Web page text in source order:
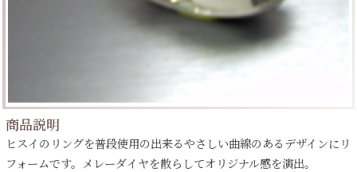
商品説明
ヒスイのリングを普段使用の出来るやさしい曲線のあるデザインにリ
フォームです。メレーダイヤを散らしてオリジナル感を演出。